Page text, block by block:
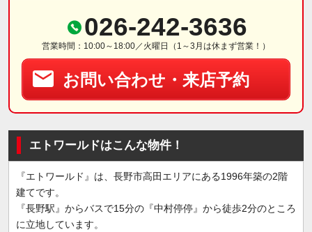
026-242-3636
営業時間：10:00～18:00／火曜日（1～3月は休まず営業！）
お問い合わせ・来店予約
エトワールドはこんな物件！
『エトワールド』は、長野市高田エリアにある1996年築の2階
建てです。
『長野駅』からバスで15分の『中村停停』から徒歩2分のところ
に立地しています。